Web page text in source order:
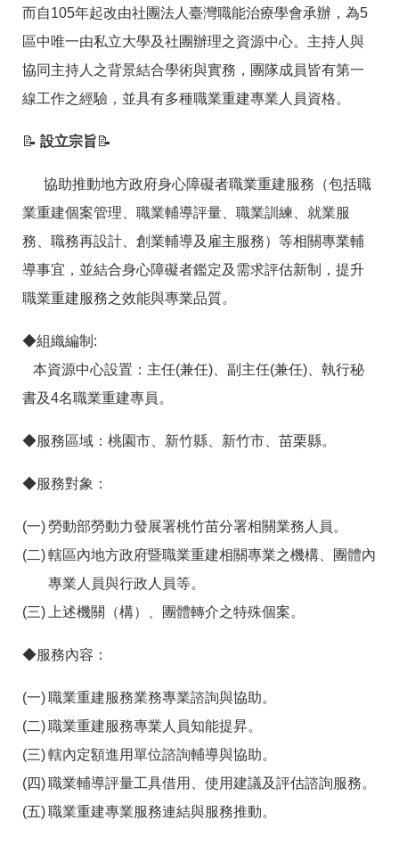
English
民
信
箱
常
答
雙
彙
RSS
隱
私
及
安
全
策
政
府
站
資
料
放
聯
資
而自105年起改由社團法人臺灣職能治療學會承辦，為5
區中唯一由私立大學及社團辦理之資源中心。主持人與
協同主持人之背景結合學術與實務，團隊成員皆有第一
線工作之經驗，並具有多種職業重建專業人員資格。
📝 設立宗旨 📝
協助推動地方政府身心障礙者職業重建服務（包括職
業重建個案管理、職業輔導評量、職業訓練、就業服
務、職務再設計、創業輔導及雇主服務）等相關專業輔
導事宜，並結合身心障礙者鑑定及需求評估新制，提升
職業重建服務之效能與專業品質。
◆組織編制:
本資源中心設置：主任(兼任)、副主任(兼任)、執行秘
書及4名職業重建專員。
◆服務區域：桃園市、新竹縣、新竹市、苗栗縣。
◆服務對象：
勞動部勞動力發展署桃竹苗分署相關業務人員。
轄區內地方政府暨職業重建相關專業之機構、團體內
專業人員與行政人員等。
上述機關（構）、團體轉介之特殊個案。
◆服務內容：
職業重建服務業務專業諮詢與協助。
職業重建服務專業人員知能提昇。
轄內定額進用單位諮詢輔導與協助。
職業輔導評量工具借用、使用建議及評估諮詢服務。
職業重建專業服務連結與服務推動。